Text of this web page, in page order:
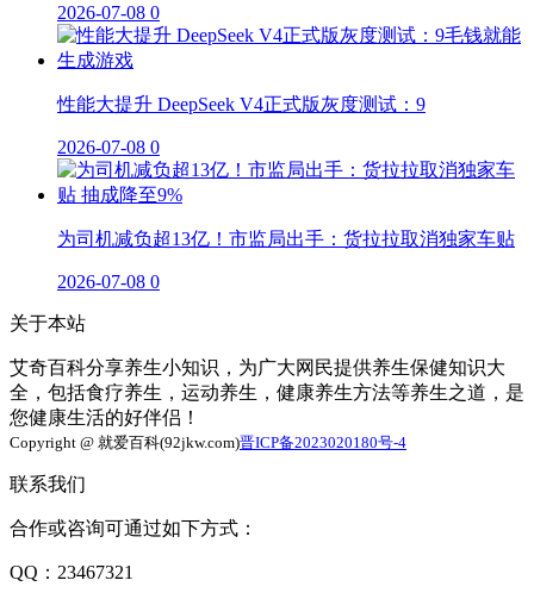
2026-07-08 0
性能大提升 DeepSeek V4正式版灰度测试：9
2026-07-08 0
为司机减负超13亿！市监局出手：货拉拉取消独家车贴
2026-07-08 0
关于本站
艾奇百科分享养生小知识，为广大网民提供养生保健知识大
全，包括食疗养生，运动养生，健康养生方法等养生之道，是
您健康生活的好伴侣！
Copyright @ 就爱百科(92jkw.com)晋ICP备2023020180号-4
联系我们
合作或咨询可通过如下方式：
QQ：23467321